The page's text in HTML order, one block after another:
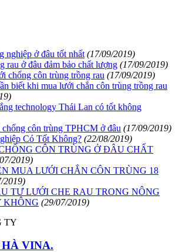
nghiệp ở đâu tốt nhất (17/09/2019)
rau ở đâu đảm bảo chất lượng (17/09/2019)
chống côn trùng trồng rau (17/09/2019)
biết khi mua lưới chắn côn trùng trồng rau
technology Thái Lan có tốt không
côn trùng TPHCM ở đâu (17/09/2019)
Có Tốt Không? (22/08/2019)
CÔN TRÙNG Ở ĐÂU CHẤT
2019)
MUA LƯỚI CHẮN CÔN TRÙNG 18
2019)
TƯ LƯỚI CHE RAU TRONG NÔNG
KHÔNG (29/07/2019)
TY
VINA.